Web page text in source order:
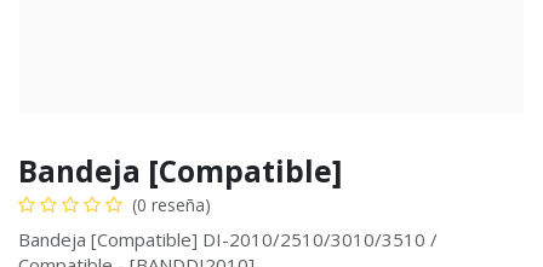
Bandeja [Compatible]
(0 reseña)
Bandeja [Compatible] DI-2010/2510/3010/3510 /